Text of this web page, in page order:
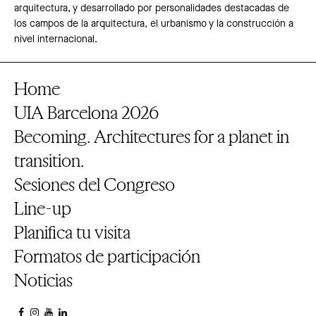
arquitectura, y desarrollado por personalidades destacadas de
los campos de la arquitectura, el urbanismo y la construcción a
nivel internacional.
Home
UIA Barcelona 2026
Becoming. Architectures for a planet in
transition.
Sesiones del Congreso
Line-up
Planifica tu visita
Formatos de participación
Noticias